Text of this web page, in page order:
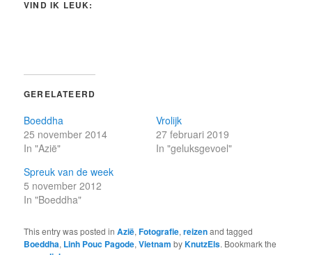
VIND IK LEUK:
GERELATEERD
Boeddha
25 november 2014
In "Azië"
Vrolijk
27 februari 2019
In "geluksgevoel"
Spreuk van de week
5 november 2012
In "Boeddha"
This entry was posted inAzië,Fotografie,reizenand tagged
Boeddha, Linh Pouc Pagode,Vietnam byKnutzEls. Bookmark the